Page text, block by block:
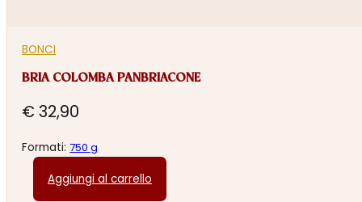
BONCI
BRIA COLOMBA PANBRIACONE
€32,90
Formati:750 g
Aggiungi al carrello